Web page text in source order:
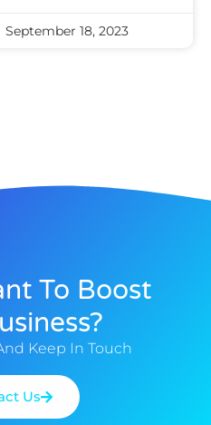
September 18, 2023
To Boost
Keep In Touch
Us